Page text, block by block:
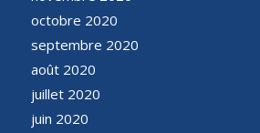
octobre 2020
septembre 2020
août 2020
juillet 2020
juin 2020